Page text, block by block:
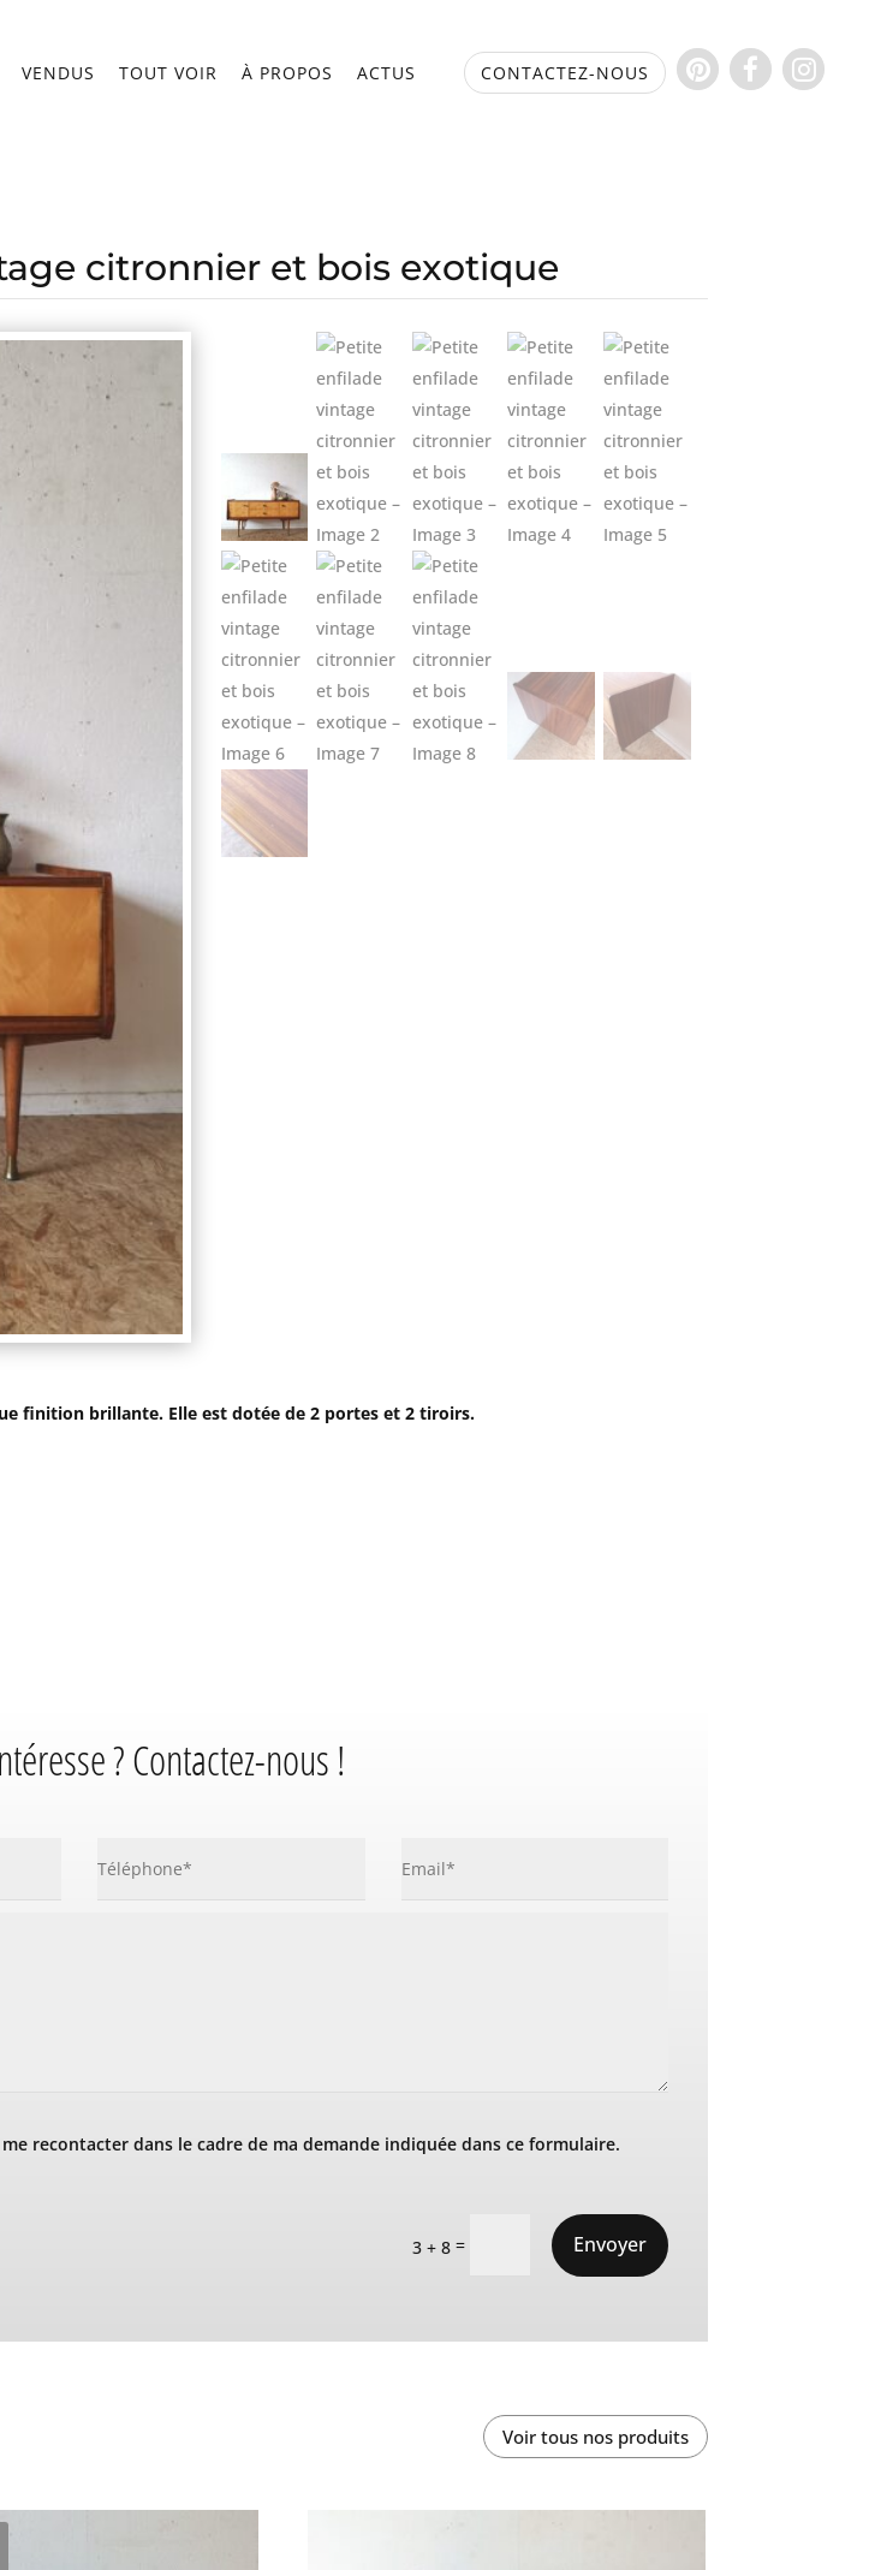
VENDUS TOUT VOIR À PROPOS ACTUS CONTACTEZ-NOUS
citronnier et bois exotique
finition brillante. Elle est dotée de 2 portes et 2 tiroirs.
? Contactez-nous !
recontacter dans le cadre de ma demande indiquée dans ce formulaire.
3 + 8 = Envoyer
Voir tous nos produits